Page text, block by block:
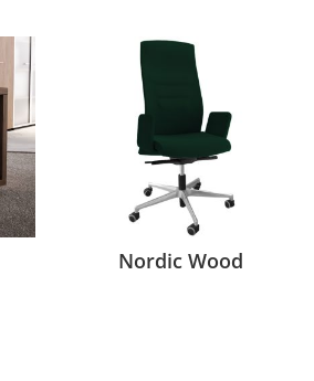
Nordic Wood